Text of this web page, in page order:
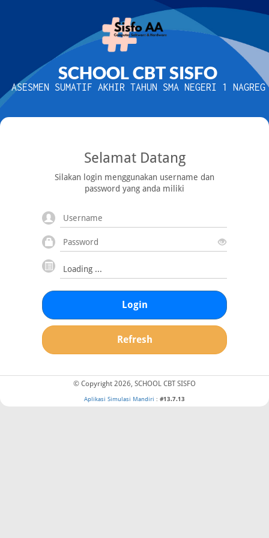
SCHOOL CBT SISFO
ASESMEN SUMATIF AKHIR TAHUN SMA NEGERI 1 NAGREG
Selamat Datang
Silakan login menggunakan username dan
password yang anda miliki
Login
Refresh
© Copyright 2026, SCHOOL CBT SISFO
Aplikasi Simulasi Mandiri : #13.7.13